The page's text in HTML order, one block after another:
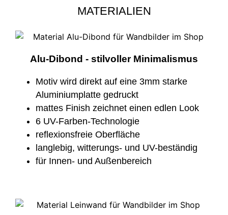
MATERIALIEN
Alu-Dibond - stilvoller Minimalismus
Motiv wird direkt auf eine 3mm starke
Aluminiumplatte gedruckt
mattes Finish zeichnet einen edlen Look
6 UV-Farben-Technologie
reflexionsfreie Oberfläche
langlebig, witterungs- und UV-beständig
für Innen- und Außenbereich